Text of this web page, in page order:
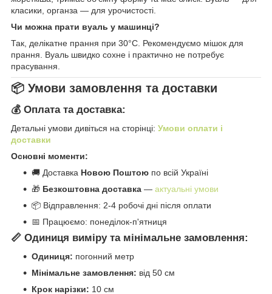
класики, органза — для урочистості.
Чи можна прати вуаль у машинці?
Так, делікатне прання при 30°C. Рекомендуємо мішок для
прання. Вуаль швидко сохне і практично не потребує
прасування.
📦 Умови замовлення та доставки
💰 Оплата та доставка:
Детальні умови дивіться на сторінці: Умови оплати і
доставки
Основні моменти:
🚚 Доставка Новою Поштою по всій Україні
🎁 Безкоштовна доставка — актуальні умови
📦 Відправлення: 2-4 робочі дні після оплати
📅 Працюємо: понеділок-п'ятниця
📏 Одиниця виміру та мінімальне замовлення:
Одиниця: погонний метр
Мінімальне замовлення: від 50 см
Крок нарізки: 10 см